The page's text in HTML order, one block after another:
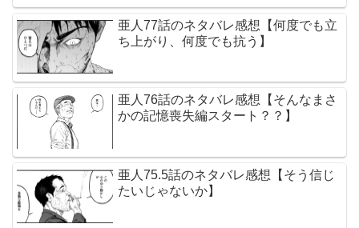
亜人77話のネタバレ感想【何度でも立
ち上がり、何度でも抗う】
亜人76話のネタバレ感想【そんなまさ
かの記憶喪失編スタート？？】
亜人75.5話のネタバレ感想【そう信じ
たいじゃないか】